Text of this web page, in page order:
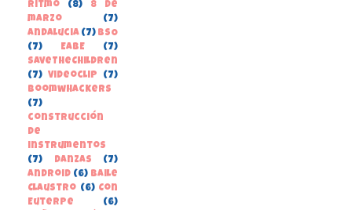
Ritmo (8)
8 de
marzo
(7)
Andalucia (7) BSO
(7)
EABE
(7)
SaveTheChildren
(7) Videoclip
(7)
boomwhackers
(7)
construcción
de
instrumentos
(7)
danzas
(7)
Android (6) Baile
Claustro (6) Con
Euterpe
(6)